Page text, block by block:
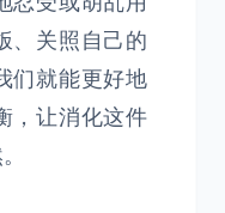
、关照自己的
们就能更好地
，让消化这件